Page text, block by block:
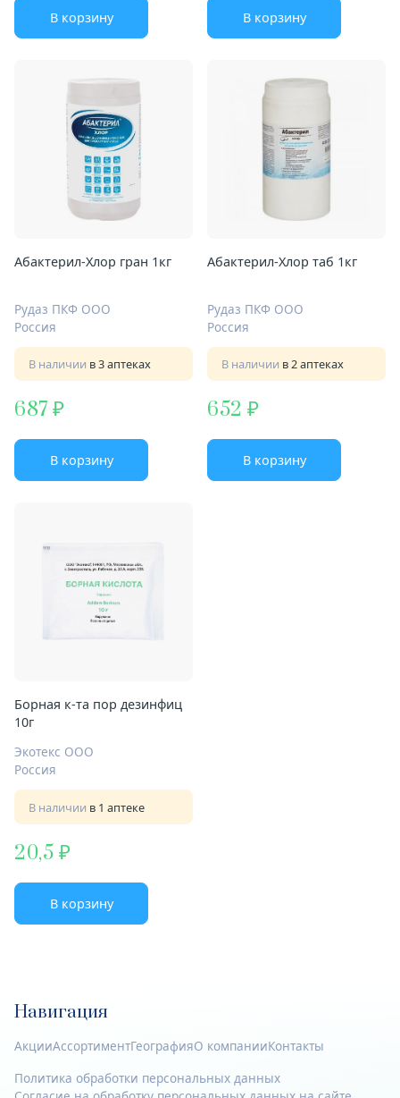
В корзину В корзину
Абактерил-Хлор гран 1кг
Рудаз ПКФ ООО
Россия
В наличии в 3 аптеках
687
В корзину
Абактерил-Хлор таб 1кг
Рудаз ПКФ ООО
Россия
В наличии в 2 аптеках
652
В корзину
Борная к-та пор дезинфиц
10г
Экотекс ООО
Россия
В наличии в 1 аптеке
20,5
В корзину
Навигация
АкцииАссортиментГеографияО компанииКонтакты
Политика обработки персональных данных